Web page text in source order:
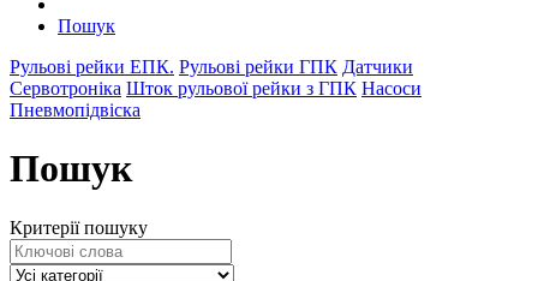
Пошук
Рульові рейки ЕПК. Рульові рейки ГПК Датчики
Сервотроніка Шток рульової рейки з ГПК Насоси
Пневмопідвіска
Пошук
Критерії пошуку